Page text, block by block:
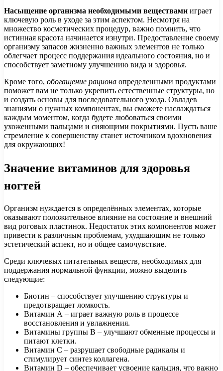
Насыщение организма необходимыми веществами играет
ключевую роль в уходе за этим аспектом. Несмотря на
множество косметических процедур, важно помнить, что
истинная красота начинается изнутри. Предоставление своему
организму запасов жизненно важных элементов не только
облегчает процесс поддержания идеального состояния, но и
способствует заметному улучшению вида и здоровья.
Кроме того, обогащение рациона определенными продуктами
поможет вам не только укрепить естественные структуры, но
и создать основы для последовательного ухода. Овладев
знаниями о нужных компонентах, вы сможете наслаждаться
каждым моментом, когда будете любоваться своими
ухоженными пальцами и сияющими покрытиями. Пусть ваше
стремление к совершенству станет источником вдохновения
для окружающих!
Значение витаминов для здоровья
ногтей
Организм нуждается в определённых элементах, которые
оказывают положительное влияние на состояние и внешний
вид роговых пластинок. Недостаток этих компонентов может
привести к различным проблемам, ухудшающим не только
эстетический аспект, но и общее самочувствие.
Среди ключевых питательных веществ, необходимых для
поддержания нормальной функции, можно выделить
следующие:
Биотин – способствует улучшению структуры и
предотвращает ломкость.
Витамин А – играет важную роль в процессе
восстановления и увлажнения.
Витамины группы B – улучшают обменные процессы и
питают клетки.
Витамин C – разрушает свободные радикалы и
стимулирует синтез коллагена.
Витамин D – обеспечивает усвоение кальция, что важно